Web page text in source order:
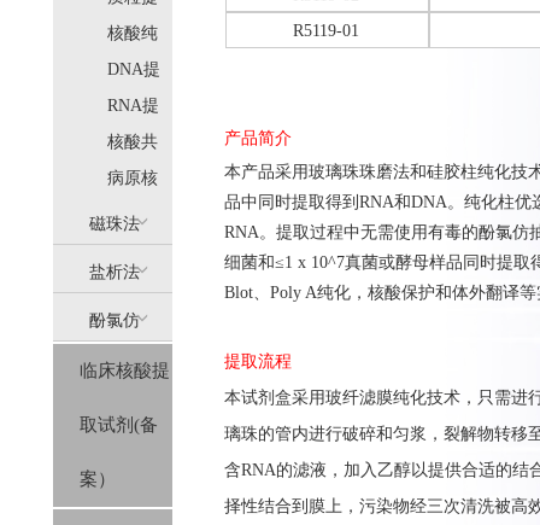
取
核酸纯
化
DNA提
取
RNA提
取
核酸共
提
(AllPure)
病原核
酸提取
磁珠法
(MagPure)
盐析法
(SolPure)
酚氯仿
(Trizol系
列）
临床核酸提
取试剂(备
案）
R5119-01
产品简介
本产品采用玻璃珠珠磨法和硅胶柱纯化技
品中同时提取得到RNA和DNA。纯化柱
RNA。提取过程中无需使用有毒的酚氯仿
细菌和≤1 x 10^7真菌或酵母样品同时提取
Blot、Poly A纯化，核酸保护和体外翻译
提取流程
本试剂盒采用玻纤滤膜纯化技术，只需进
璃珠的管内进行破碎和匀浆，裂解物转移
含RNA的滤液，加入乙醇以提供合适的结
择性结合到膜上，污染物经三次清洗被高